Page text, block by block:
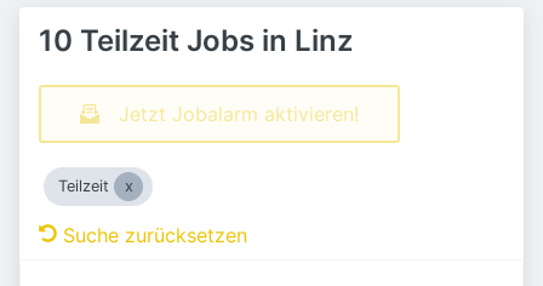
10 Teilzeit Jobs in Linz
Jetzt Jobalarm aktivieren!
Teilzeit
Suche zurücksetzen